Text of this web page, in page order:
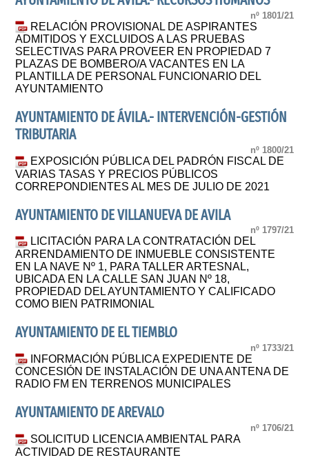
nº 1801/21
RELACIÓN PROVISIONAL DE ASPIRANTES
ADMITIDOS Y EXCLUIDOS A LAS PRUEBAS
SELECTIVAS PARA PROVEER EN PROPIEDAD 7
PLAZAS DE BOMBERO/A VACANTES EN LA
PLANTILLA DE PERSONAL FUNCIONARIO DEL
AYUNTAMIENTO
AYUNTAMIENTO DE ÁVILA.- INTERVENCIÓN-GESTIÓN
TRIBUTARIA
nº 1800/21
EXPOSICIÓN PÚBLICA DEL PADRÓN FISCAL DE
VARIAS TASAS Y PRECIOS PÚBLICOS
CORREPONDIENTES AL MES DE JULIO DE 2021
AYUNTAMIENTO DE VILLANUEVA DE AVILA
nº 1797/21
LICITACIÓN PARA LA CONTRATACIÓN DEL
ARRENDAMIENTO DE INMUEBLE CONSISTENTE
EN LA NAVE Nº 1, PARA TALLER ARTESNAL,
UBICADA EN LA CALLE SAN JUAN Nº 18,
PROPIEDAD DEL AYUNTAMIENTO Y CALIFICADO
COMO BIEN PATRIMONIAL
AYUNTAMIENTO DE EL TIEMBLO
nº 1733/21
INFORMACIÓN PÚBLICA EXPEDIENTE DE
CONCESIÓN DE INSTALACIÓN DE UNA ANTENA DE
RADIO FM EN TERRENOS MUNICIPALES
AYUNTAMIENTO DE AREVALO
nº 1706/21
SOLICITUD LICENCIA AMBIENTAL PARA
ACTIVIDAD DE RESTAURANTE